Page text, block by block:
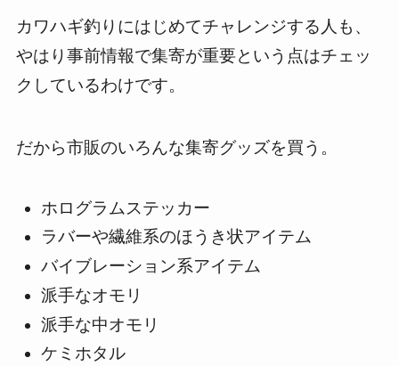
カワハギ釣りにはじめてチャレンジする人も、
やはり事前情報で集寄が重要という点はチェッ
クしているわけです。
だから市販のいろんな集寄グッズを買う。
ホログラムステッカー
ラバーや繊維系のほうき状アイテム
バイブレーション系アイテム
派手なオモリ
派手な中オモリ
ケミホタル